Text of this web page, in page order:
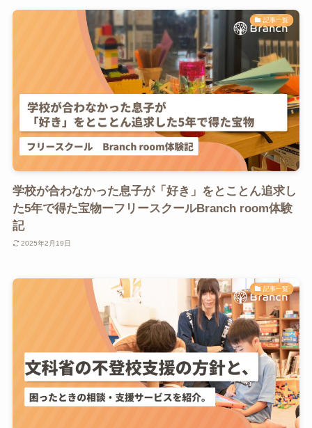
記事一覧
学校が合わなかった息子が「好き」をとことん追求し
た5年で得た宝物ーフリースクールBranch room体験
記
2025年2月19日
記事一覧